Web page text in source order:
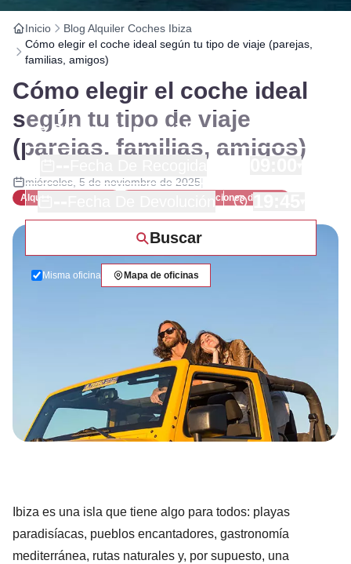
19:45
Buscar
Misma oficina Mapa de oficinas
Inicio
Blog Alquiler Coches Ibiza
Cómo elegir el coche ideal según tu tipo de viaje (parejas,
familias, amigos)
Cómo elegir el coche ideal
según tu tipo de viaje
(parejas, familias, amigos)
miércoles, 5 de noviembre de 2025|
Alquiler coches Ibiza Guías y recomendaciones de viaje
Ibiza es una isla que tiene algo para todos: playas
paradisíacas, pueblos encantadores, gastronomía
mediterránea, rutas naturales y, por supuesto, una